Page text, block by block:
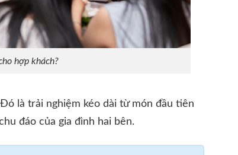
hợp khách?
là trải nghiệm kéo dài từ món đầu tiên
đáo của gia đình hai bên.